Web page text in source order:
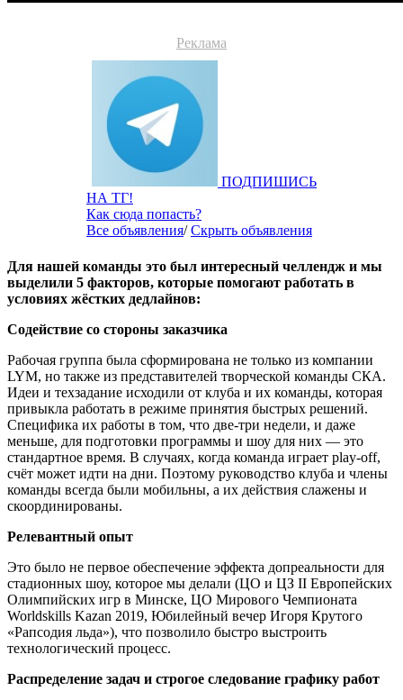
Реклама
ПОДПИШИСЬ
НА ТГ!
Как сюда попасть?
Все объявления/Скрыть объявления
Для нашей команды это был интересный челлендж и мы
выделили 5 факторов, которые помогают работать в
условиях жёстких дедлайнов:
Содействие со стороны заказчика
Рабочая группа была сформирована не только из компании
LYM, но также из представителей творческой команды СКА.
Идеи и техзадание исходили от клуба и их команды, которая
привыкла работать в режиме принятия быстрых решений.
Специфика их работы в том, что две-три недели, и даже
меньше, для подготовки программы и шоу для них — это
стандартное время. В случаях, когда команда играет play-off,
счёт может идти на дни. Поэтому руководство клуба и члены
команды всегда были мобильны, а их действия слажены и
скоординированы.
Релевантный опыт
Это было не первое обеспечение эффекта допреальности для
стадионных шоу, которое мы делали (ЦО и ЦЗ II Европейских
Олимпийских игр в Минске, ЦО Мирового Чемпионата
Worldskills Kazan 2019, Юбилейный вечер Игоря Крутого
«Рапсодия льда»), что позволило быстро выстроить
технологический процесс.
Распределение задач и строгое следование графику работ